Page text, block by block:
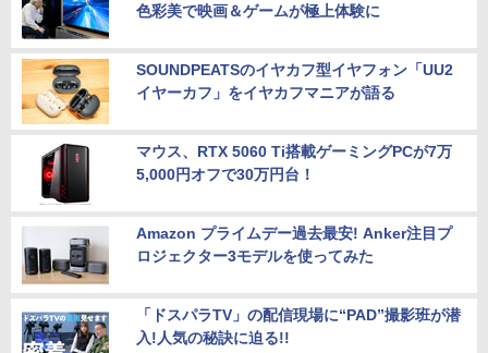
色彩美で映画＆ゲームが極上体験に
SOUNDPEATSのイヤカフ型イヤフォン「UU2
イヤーカフ」をイヤカフマニアが語る
マウス、RTX 5060 Ti搭載ゲーミングPCが7万
5,000円オフで30万円台！
Amazon プライムデー過去最安! Anker注目プ
ロジェクター3モデルを使ってみた
「ドスパラTV」の配信現場に“PAD”撮影班が潜
入!人気の秘訣に迫る!!